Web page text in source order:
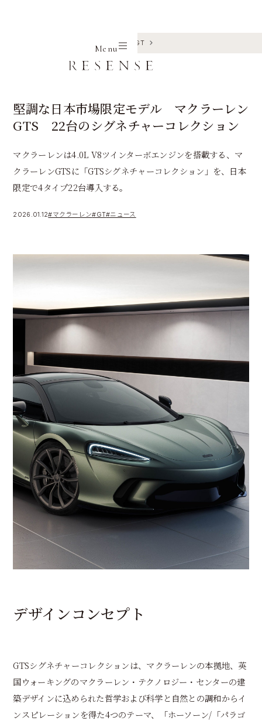
Menu
マクラーレン GT
堅調な日本市場限定モデル マクラーレン
GTS 22台のシグネチャーコレクション
マクラーレンは4.0L V8ツインターボエンジンを搭載する、マ
クラーレンGTSに「GTSシグネチャーコレクション」を、日本
限定で4タイプ22台導入する。
2026.01.12#マクラーレン#GT#ニュース
デザインコンセプト
GTSシグネチャーコレクションは、マクラーレンの本拠地、英
国ウォーキングのマクラーレン・テクノロジー・センターの建
築デザインに込められた哲学および科学と自然との調和からイ
ンスピレーションを得た4つのテーマ、「ホーソーン/「パラゴ